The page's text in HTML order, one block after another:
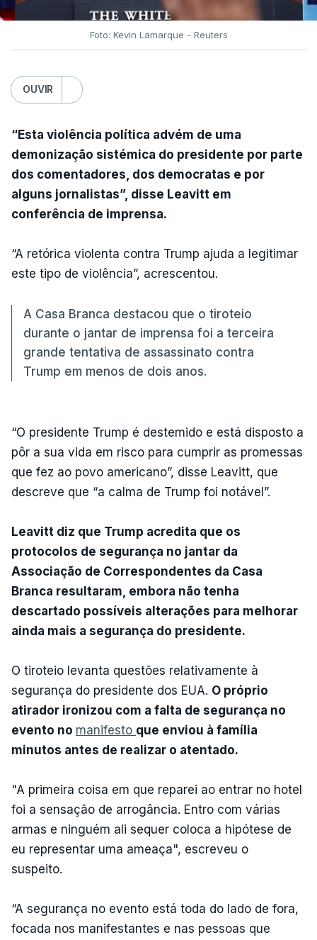
Foto: Kevin Lamarque - Reuters
OUVIR
“Esta violência política advém de uma
demonização sistémica do presidente por parte
dos comentadores, dos democratas e por
alguns jornalistas”, disse Leavitt em
conferência de imprensa.
“A retórica violenta contra Trump ajuda a legitimar
este tipo de violência”, acrescentou.
A Casa Branca destacou que o tiroteio
durante o jantar de imprensa foi a terceira
grande tentativa de assassinato contra
Trump em menos de dois anos.
“O presidente Trump é destemido e está disposto a
pôr a sua vida em risco para cumprir as promessas
que fez ao povo americano”, disse Leavitt, que
descreve que “a calma de Trump foi notável”.
Leavitt diz que Trump acredita que os
protocolos de segurança no jantar da
Associação de Correspondentes da Casa
Branca resultaram, embora não tenha
descartado possíveis alterações para melhorar
ainda mais a segurança do presidente.
O tiroteio levanta questões relativamente à
segurança do presidente dos EUA. O próprio
atirador ironizou com a falta de segurança no
evento no manifesto que enviou à família
minutos antes de realizar o atentado.
"A primeira coisa em que reparei ao entrar no hotel
foi a sensação de arrogância. Entro com várias
armas e ninguém ali sequer coloca a hipótese de
eu representar uma ameaça", escreveu o
suspeito.
“A segurança no evento está toda do lado de fora,
focada nos manifestantes e nas pessoas que